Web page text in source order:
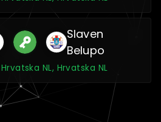
Slaven
Belupo
Hrvatska NL, Hrvatska NL